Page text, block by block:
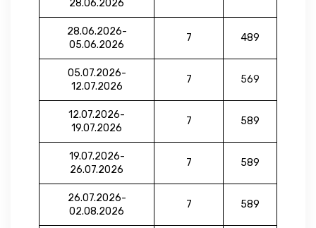
28.06.2026
28.06.2026-
05.06.2026
7 489
05.07.2026-
12.07.2026
7 569
12.07.2026-
19.07.2026
7 589
19.07.2026-
26.07.2026
7 589
26.07.2026-
02.08.2026
7 589